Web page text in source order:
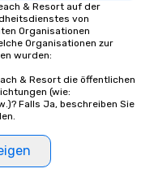
& Resort auf der
von
Organisationen
Organisationen zur
wurden:
& Resort die öffentlichen
(wie:
Falls Ja, beschreiben Sie